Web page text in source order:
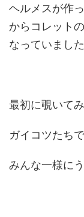
ヘルメスが作
からコレット
なっていました
最初に覗いて
ガイコツたちで
みんな一様に